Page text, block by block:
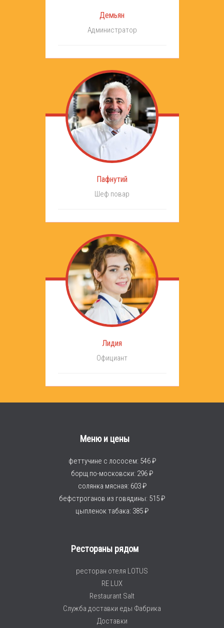
Демьян
Администратор
Пафнутий
Шеф повар
Лидия
Официант
Меню и цены
феттучине с лососем: 546 ₽
борщ по-московски: 296 ₽
солянка мясная: 603 ₽
бефстроганов из говядины: 515 ₽
цыпленок табака: 385 ₽
Рестораны рядом
ресторан отеля LOTUS
RE LUX
Restaurant Salt
Служба доставки еды Фабрика
Доставки